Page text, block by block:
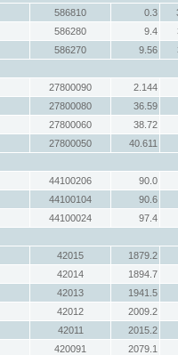
586810 0.3
586280 9.4
586270 9.56
27800090
2.144
27800080
36.59
27800060
38.72
27800050
40.611
44100206
90.0
44100104
90.6
44100024
97.4
42015
1879.2
42014
1894.7
42013
1941.5
42012
2009.2
42011
2015.2
420091
2079.1